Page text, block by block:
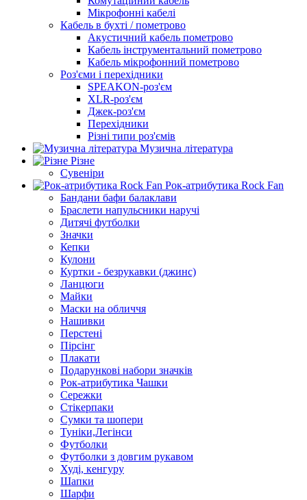
Мікрофонні кабелі
Кабель в бухті / пометрово
Акустичний кабель пометрово
Кабель інструментальний пометрово
Кабель мікрофонний пометрово
Роз'єми і перехідники
SPEAKON-роз'єм
XLR-роз'єм
Джек-роз'єм
Перехідники
Різні типи роз'ємів
Музична література
Різне
Сувеніри
Рок-атрибутика Rock Fan
Бандани бафи балаклави
Браслети напульсники наручі
Дитячі футболки
Значки
Кепки
Кулони
Куртки - безрукавки (джинс)
Ланцюги
Майки
Маски на обличчя
Нашивки
Перстені
Пірсінг
Плакати
Подарункові набори значків
Рок-атрибутика Чашки
Сережки
Стікерпаки
Сумки та шопери
Туніки,Легінси
Футболки
Футболки з довгим рукавом
Худі, кенгуру
Шапки
Шарфи